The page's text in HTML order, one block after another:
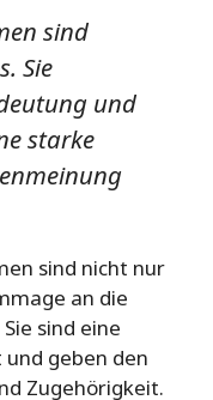
sind
Sie
und
starke
sind nicht nur
an die
sind eine
geben den
Zugehörigkeit.